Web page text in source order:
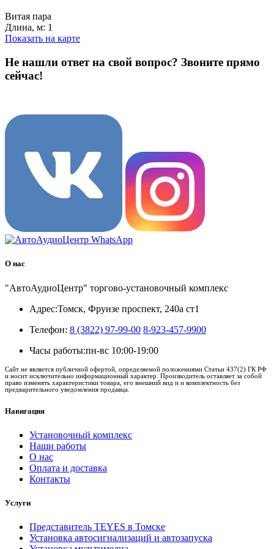
Витая пара
Длина, м: 1
Показать на карте
Не нашли ответ на свой вопрос? Звоните прямо
сейчас!
О нас
"АвтоАудиоЦентр" торгово-установочный комплекс
Адрес:Томск, Фрунзе проспект, 240а ст1
Телефон: 8 (3822) 97-99-00 8-923-457-9900
Часы работы:пн-вс 10:00-19:00
Сайт не является публичной офертой, определяемой положениями Статьи 437(2) ГК РФ
и носит исключительно информационный характер. Производитель оставляет за собой
право изменять характеристики товара, его внешний вид и и комплектность без
предварительного уведомления продавца.
Навигация
Установочный комплекс
Наши работы
О нас
Оплата и доставка
Контакты
Услуги
Представитель TEYES в Томске
Установка автосигнализаций и автозапуска